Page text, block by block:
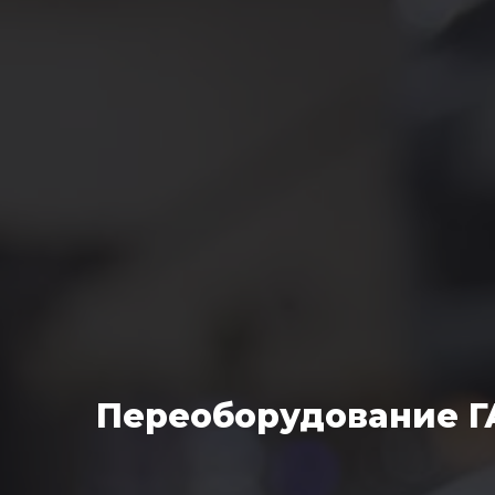
Переоборудование